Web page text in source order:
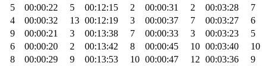
5 00:00:22 5 00:12:15 2 00:00:31 2 00:03:28
7
4 00:00:32 13 00:12:19 3 00:00:37 7 00:03:27
6
9 00:00:21 3 00:13:38 7 00:00:33 3 00:03:23
5
6 00:00:20 2 00:13:42 8 00:00:45 10 00:03:40
10
8 00:00:29 9 00:13:53 10 00:00:47 12 00:03:36
9